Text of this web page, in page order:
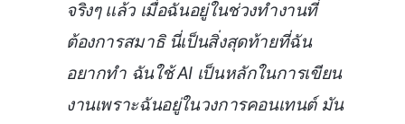
จริงๆ แล้ว เมื่อฉันอยู่ในช่วงทำงานที่
ต้องการสมาธิ นี่เป็นสิ่งสุดท้ายที่ฉัน
อยากทำ ฉันใช้ AI เป็นหลักในการเขียน
งานเพราะฉันอยู่ในวงการคอนเทนต์ มัน